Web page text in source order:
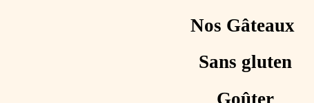
Nos Gâteaux
Sans gluten
Goûter